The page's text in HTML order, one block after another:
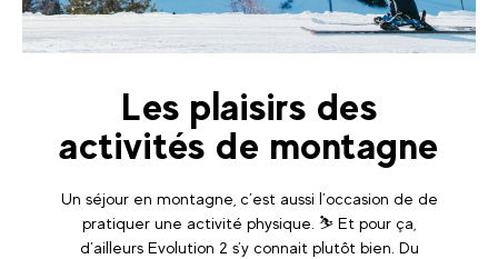
Les plaisirs des
activités de montagne
Un séjour en montagne, c’est aussi l’occasion de de
pratiquer une activité physique. ⛷️ Et pour ça,
d’ailleurs Evolution 2 s’y connait plutôt bien. Du